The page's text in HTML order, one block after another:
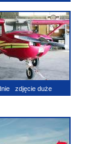
zdjęcie duże